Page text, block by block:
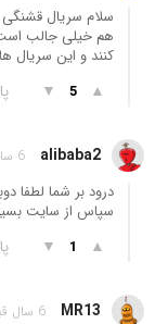
سلام سریال
هم خیلی جالب است
کنند و این سریال
▲
5
▼
alibaba2 6 سال قبل
درود بر شما لطفا
سپاس از سایت
▲
1
▼
MR13 6 سال قبل